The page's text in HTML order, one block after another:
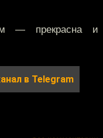
— прекрасна и
в Telegram